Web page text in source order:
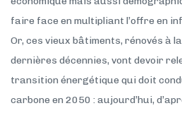
faire face en multipliant l’offre en
Or, ces vieux bâtiments, rénovés à
dernières décennies, vont devoir
transition énergétique qui doit
carbone en 2050 : aujourd’hui,